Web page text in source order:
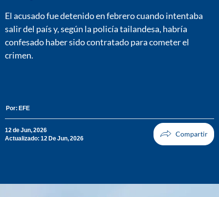
El acusado fue detenido en febrero cuando intentaba
salir del país y, según la policía tailandesa, habría
confesado haber sido contratado para cometer el
crimen.
Por: EFE
12 de Jun, 2026
Actualizado: 12 De Jun, 2026